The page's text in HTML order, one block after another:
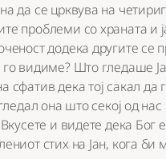
да се црквува на
проблеми со храната и
додека другите
видиме? Што гледаше
сфатив дека тој сакал да
она што секој од
и видете дека
стих на Јан, кога би